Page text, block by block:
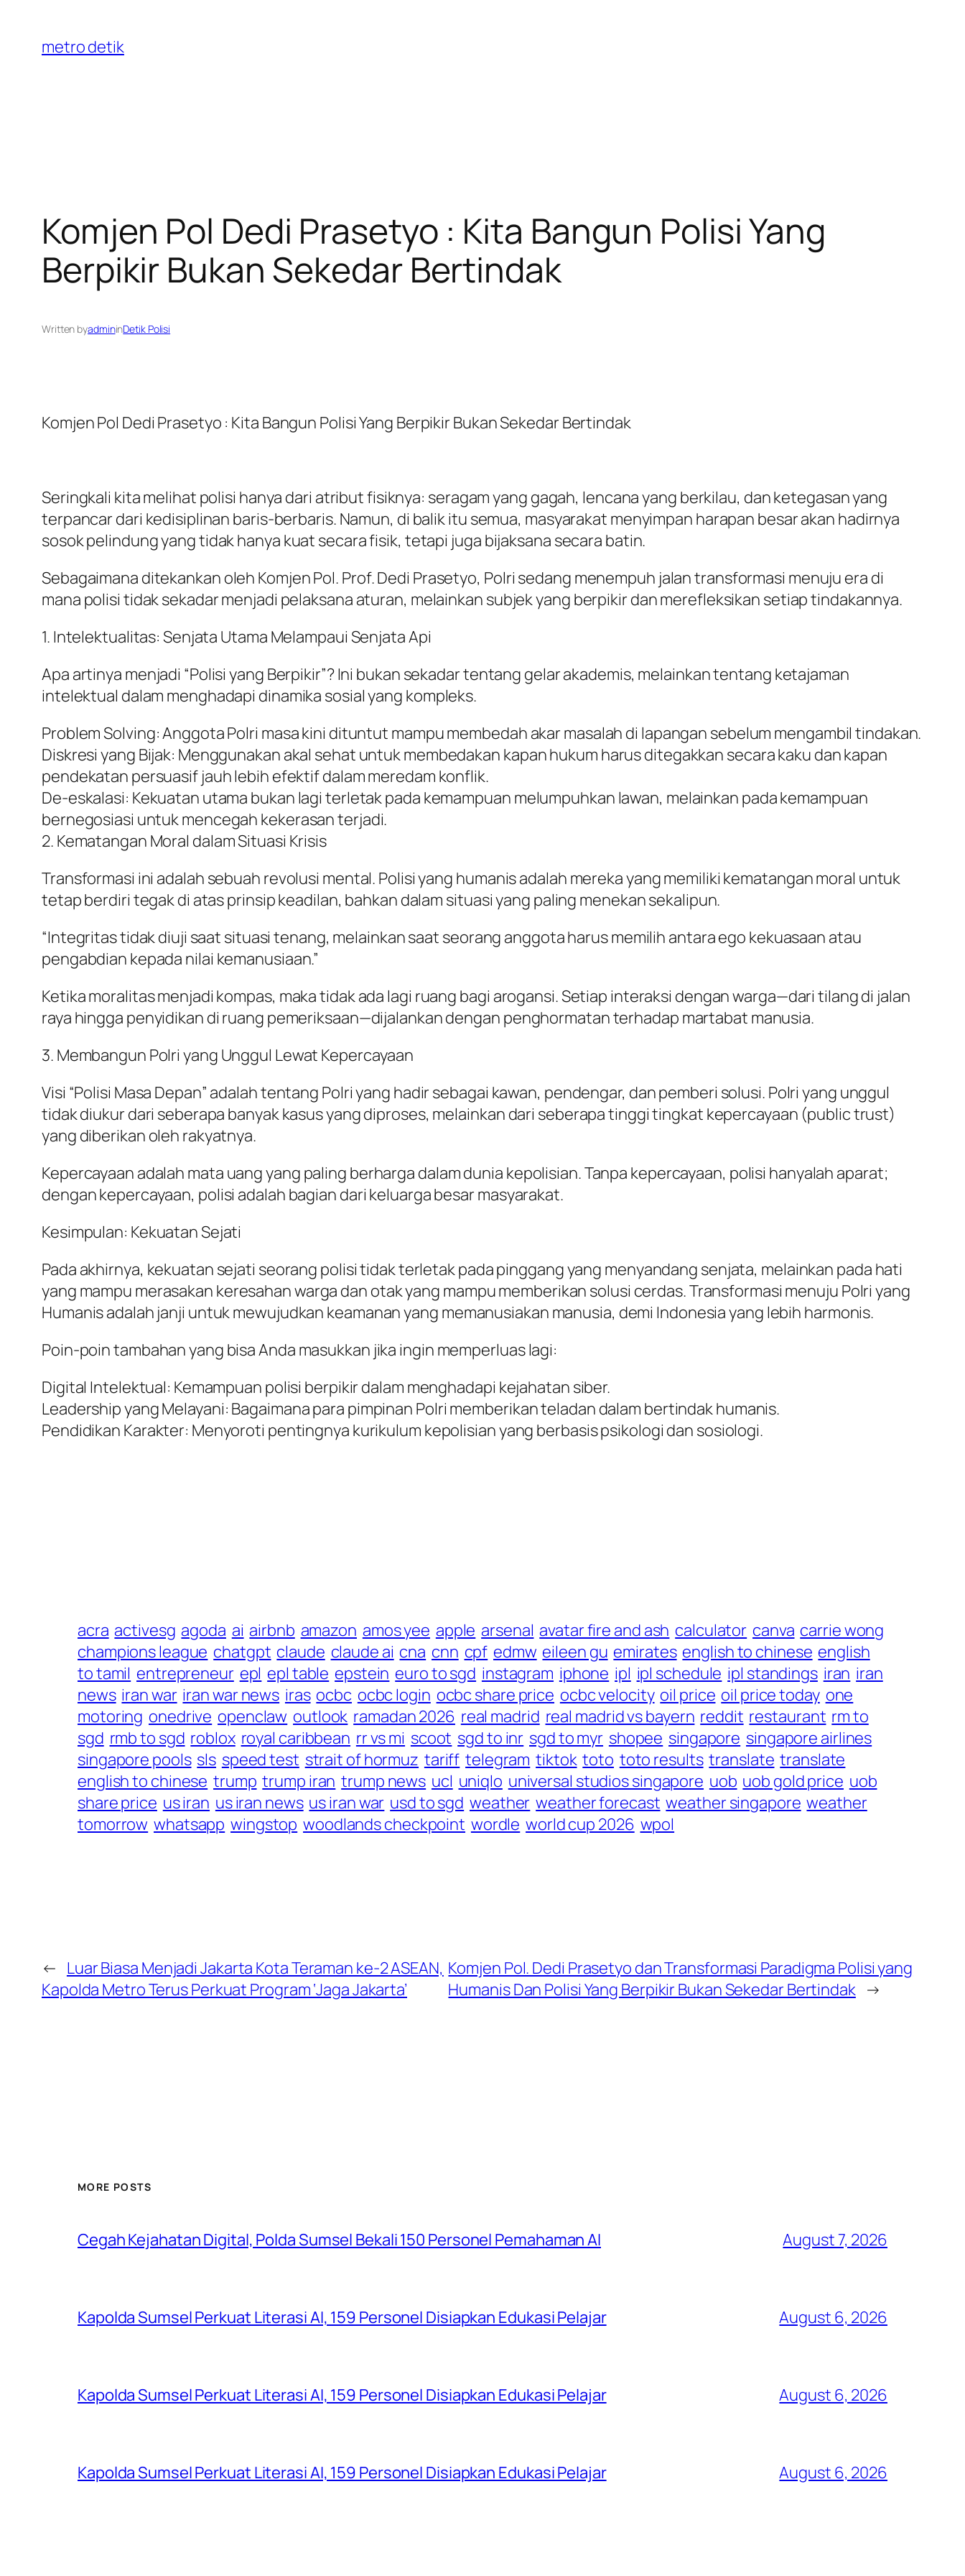
content
metro detik
Komjen Pol Dedi Prasetyo : Kita Bangun Polisi Yang
Berpikir Bukan Sekedar Bertindak
Written byadmininDetik Polisi
Komjen Pol Dedi Prasetyo : Kita Bangun Polisi Yang Berpikir Bukan Sekedar Bertindak
Seringkali kita melihat polisi hanya dari atribut fisiknya: seragam yang gagah, lencana yang berkilau, dan ketegasan yang
terpancar dari kedisiplinan baris-berbaris. Namun, di balik itu semua, masyarakat menyimpan harapan besar akan hadirnya
sosok pelindung yang tidak hanya kuat secara fisik, tetapi juga bijaksana secara batin.
Sebagaimana ditekankan oleh Komjen Pol. Prof. Dedi Prasetyo, Polri sedang menempuh jalan transformasi menuju era di
mana polisi tidak sekadar menjadi pelaksana aturan, melainkan subjek yang berpikir dan merefleksikan setiap tindakannya.
1. Intelektualitas: Senjata Utama Melampaui Senjata Api
Apa artinya menjadi “Polisi yang Berpikir”? Ini bukan sekadar tentang gelar akademis, melainkan tentang ketajaman
intelektual dalam menghadapi dinamika sosial yang kompleks.
Problem Solving: Anggota Polri masa kini dituntut mampu membedah akar masalah di lapangan sebelum mengambil tindakan.
Diskresi yang Bijak: Menggunakan akal sehat untuk membedakan kapan hukum harus ditegakkan secara kaku dan kapan
pendekatan persuasif jauh lebih efektif dalam meredam konflik.
De-eskalasi: Kekuatan utama bukan lagi terletak pada kemampuan melumpuhkan lawan, melainkan pada kemampuan
bernegosiasi untuk mencegah kekerasan terjadi.
2. Kematangan Moral dalam Situasi Krisis
Transformasi ini adalah sebuah revolusi mental. Polisi yang humanis adalah mereka yang memiliki kematangan moral untuk
tetap berdiri tegak di atas prinsip keadilan, bahkan dalam situasi yang paling menekan sekalipun.
“Integritas tidak diuji saat situasi tenang, melainkan saat seorang anggota harus memilih antara ego kekuasaan atau
pengabdian kepada nilai kemanusiaan.”
Ketika moralitas menjadi kompas, maka tidak ada lagi ruang bagi arogansi. Setiap interaksi dengan warga—dari tilang di jalan
raya hingga penyidikan di ruang pemeriksaan—dijalankan dengan penghormatan terhadap martabat manusia.
3. Membangun Polri yang Unggul Lewat Kepercayaan
Visi “Polisi Masa Depan” adalah tentang Polri yang hadir sebagai kawan, pendengar, dan pemberi solusi. Polri yang unggul
tidak diukur dari seberapa banyak kasus yang diproses, melainkan dari seberapa tinggi tingkat kepercayaan (public trust)
yang diberikan oleh rakyatnya.
Kepercayaan adalah mata uang yang paling berharga dalam dunia kepolisian. Tanpa kepercayaan, polisi hanyalah aparat;
dengan kepercayaan, polisi adalah bagian dari keluarga besar masyarakat.
Kesimpulan: Kekuatan Sejati
Pada akhirnya, kekuatan sejati seorang polisi tidak terletak pada pinggang yang menyandang senjata, melainkan pada hati
yang mampu merasakan keresahan warga dan otak yang mampu memberikan solusi cerdas. Transformasi menuju Polri yang
Humanis adalah janji untuk mewujudkan keamanan yang memanusiakan manusia, demi Indonesia yang lebih harmonis.
Poin-poin tambahan yang bisa Anda masukkan jika ingin memperluas lagi:
Digital Intelektual: Kemampuan polisi berpikir dalam menghadapi kejahatan siber.
Leadership yang Melayani: Bagaimana para pimpinan Polri memberikan teladan dalam bertindak humanis.
Pendidikan Karakter: Menyoroti pentingnya kurikulum kepolisian yang berbasis psikologi dan sosiologi.
acra activesg agoda ai airbnb amazon amos yee apple arsenal avatar fire and ash calculator canva carrie wong
champions league chatgpt claude claude ai cna cnn cpf edmw eileen gu emirates english to chinese english
to tamil entrepreneur epl epl table epstein euro to sgd instagram iphone ipl ipl schedule ipl standings iran iran
news iran war iran war news iras ocbc ocbc login ocbc share price ocbc velocity oil price oil price today one
motoring onedrive openclaw outlook ramadan 2026 real madrid real madrid vs bayern reddit restaurant rm to
sgd rmb to sgd roblox royal caribbean rr vs mi scoot sgd to inr sgd to myr shopee singapore singapore airlines
singapore pools sls speed test strait of hormuz tariff telegram tiktok toto toto results translate translate
english to chinese trump trump iran trump news ucl uniqlo universal studios singapore uob uob gold price uob
share price us iran us iran news us iran war usd to sgd weather weather forecast weather singapore weather
tomorrow whatsapp wingstop woodlands checkpoint wordle world cup 2026 wpol
← Luar Biasa Menjadi Jakarta Kota Teraman ke-2 ASEAN,
Kapolda Metro Terus Perkuat Program ‘Jaga Jakarta’
Komjen Pol. Dedi Prasetyo dan Transformasi Paradigma Polisi yang
Humanis Dan Polisi Yang Berpikir Bukan Sekedar Bertindak →
MORE POSTS
Cegah Kejahatan Digital, Polda Sumsel Bekali 150 Personel Pemahaman AI August 7, 2026
Kapolda Sumsel Perkuat Literasi AI, 159 Personel Disiapkan Edukasi Pelajar August 6, 2026
Kapolda Sumsel Perkuat Literasi AI, 159 Personel Disiapkan Edukasi Pelajar August 6, 2026
Kapolda Sumsel Perkuat Literasi AI, 159 Personel Disiapkan Edukasi Pelajar August 6, 2026